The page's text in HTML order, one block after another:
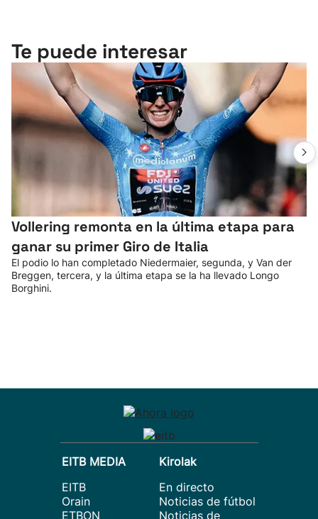
Te puede interesar
Vollering remonta en la última etapa para
ganar su primer Giro de Italia
El podio lo han completado Niedermaier, segunda, y Van der
Breggen, tercera, y la última etapa se la ha llevado Longo
Borghini.
EITB MEDIA
EITB
Orain
ETBON
Kirolak
En directo
Noticias de fútbol
Noticias de